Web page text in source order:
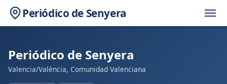
Periódico de Senyera
Periódico de Senyera
Valencia/València, Comunidad Valenciana